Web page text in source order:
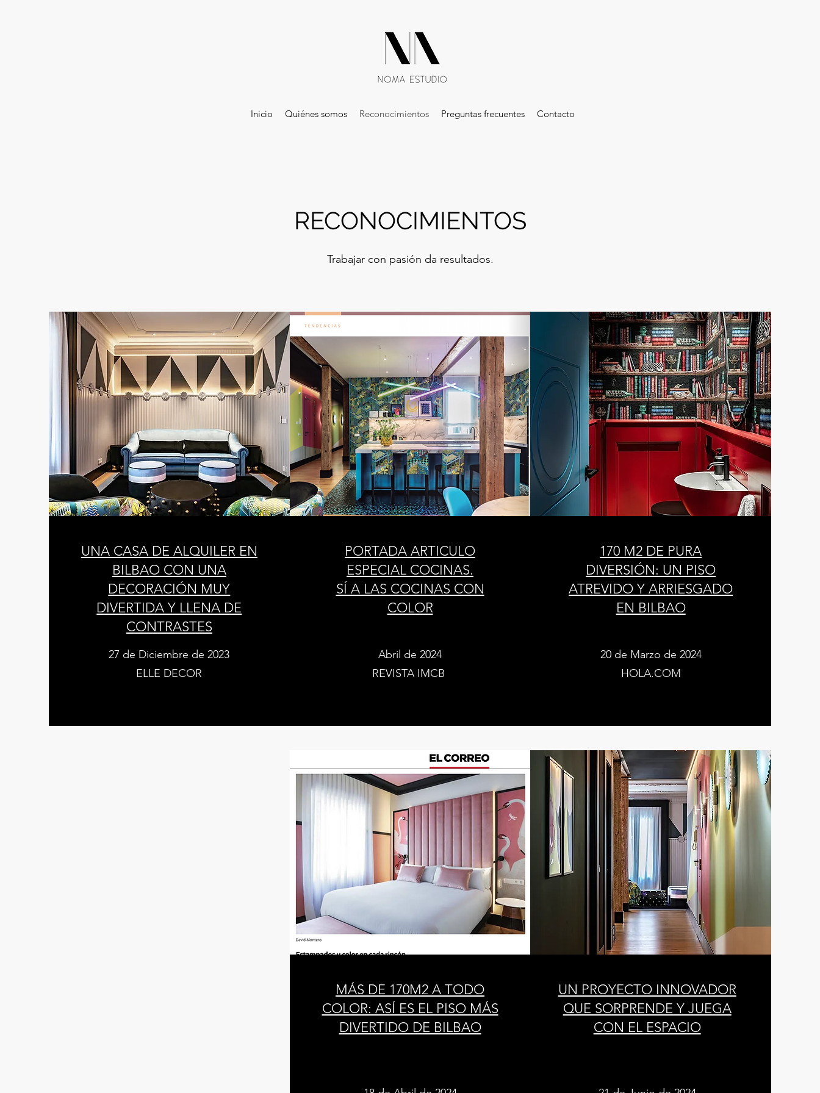
Inicio Quiénes somos Reconocimientos Preguntas frecuentes Contacto
RECONOCIMIENTOS
Trabajar con pasión da resultados.
UNA CASA DE ALQUILER EN
BILBAO CON UNA
DECORACIÓN MUY
DIVERTIDA Y LLENA DE
CONTRASTES
27 de Diciembre de 2023
ELLE DECOR
PORTADA ARTICULO
ESPECIAL COCINAS.
​SÍ A LAS COCINAS CON
COLOR
Abril de 2024
REVISTA IMCB
170 M2 DE PURA
DIVERSIÓN: UN PISO
ATREVIDO Y ARRIESGADO
EN BILBAO
20 de Marzo de 2024
HOLA.COM
MÁS DE 170M2 A TODO
COLOR: ASÍ ES EL PISO MÁS
DIVERTIDO DE BILBAO
UN PROYECTO INNOVADOR
QUE SORPRENDE Y JUEGA
CON EL ESPACIO